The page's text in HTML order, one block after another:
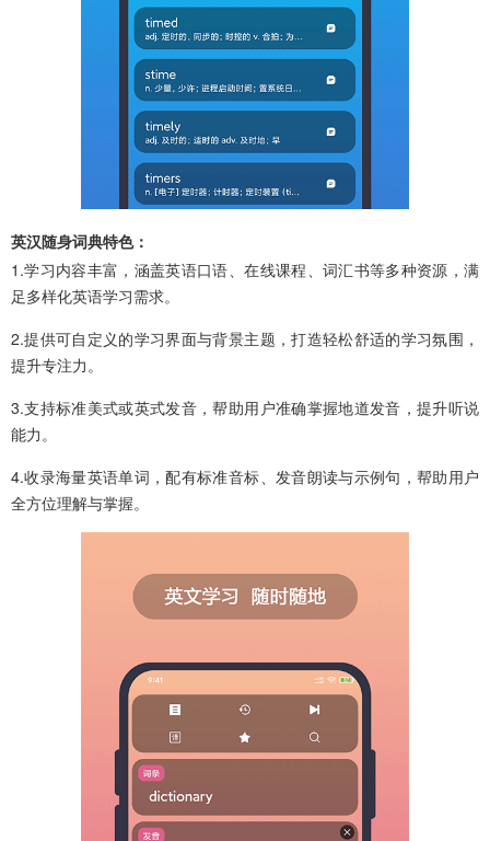
英汉随身词典特色：
1.学习内容丰富，涵盖英语口语、在线课程、词汇书等多种资源，满
足多样化英语学习需求。
2.提供可自定义的学习界面与背景主题，打造轻松舒适的学习氛围，
提升专注力。
3.支持标准美式或英式发音，帮助用户准确掌握地道发音，提升听说
能力。
4.收录海量英语单词，配有标准音标、发音朗读与示例句，帮助用户
全方位理解与掌握。